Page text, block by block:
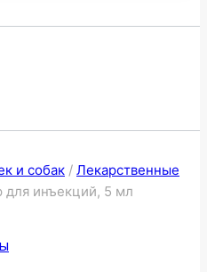
и собак / Лекарственные
для инъекций, 5 мл